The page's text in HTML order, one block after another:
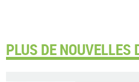
PLUS DE NOUVELLES